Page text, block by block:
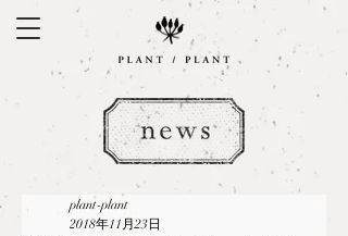
plant-plant
2018年11月23日